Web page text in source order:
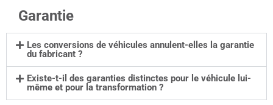
Garantie
Les conversions de véhicules annulent-elles la garantie
du fabricant ?
Existe-t-il des garanties distinctes pour le véhicule lui-
même et pour la transformation ?